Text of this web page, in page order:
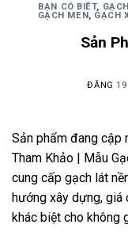
BẠN CÓ BIÊT,
GẠCH MEN, GẠCH
Sản
ĐĂNG
Sản phẩm đang cập
Tham Khảo | Mẫu
cung cấp gạch lát
hướng xây dựng, giá
khác biệt cho không